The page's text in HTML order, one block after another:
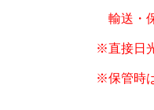
輸送・
※直接日
※保管時